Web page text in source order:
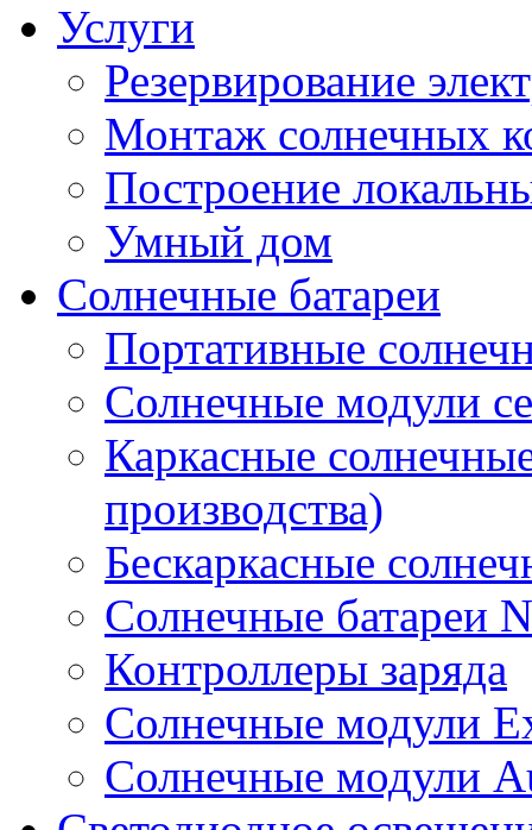
Услуги
Резервирование
Монтаж солнечных
Построение
Умный дом
Солнечные батареи
Портативные
Солнечные модули
Каркасные
производства)
Бескаркасные
Солнечные батареи
Контроллеры заряда
Солнечные модули
Солнечные модули